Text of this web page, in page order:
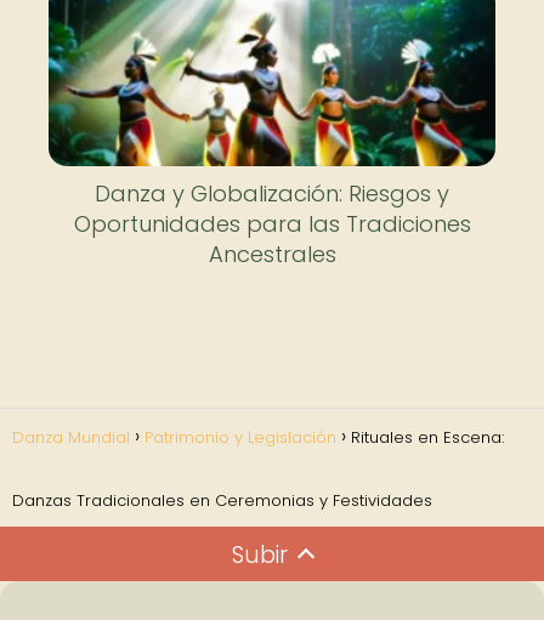
Danza y Globalización: Riesgos y
Oportunidades para las Tradiciones
Ancestrales
Danza Mundial Patrimonio y Legislación Rituales en Escena:
Danzas Tradicionales en Ceremonias y Festividades
Subir